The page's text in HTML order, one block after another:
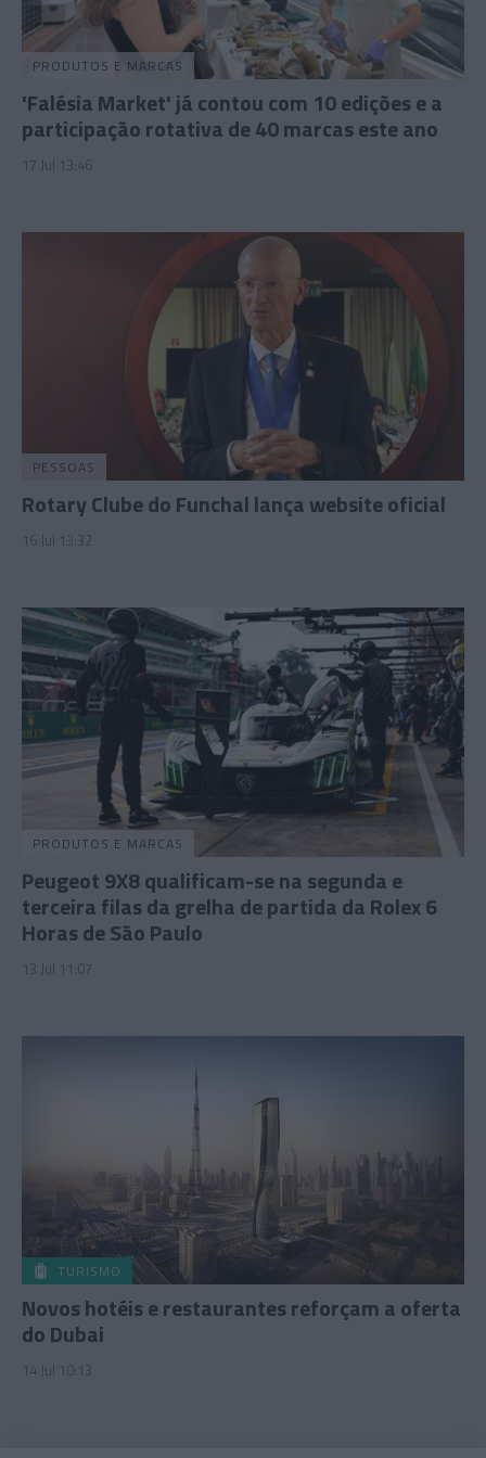
PRODUTOS E MARCAS
'Falésia Market' já contou com 10 edições e a
participação rotativa de 40 marcas este ano
17 Jul 13:46
PESSOAS
Rotary Clube do Funchal lança website oficial
16 Jul 13:32
PRODUTOS E MARCAS
Peugeot 9X8 qualificam-se na segunda e
terceira filas da grelha de partida da Rolex 6
Horas de São Paulo
13 Jul 11:07
TURISMO
Novos hotéis e restaurantes reforçam a oferta
do Dubai
14 Jul 10:13